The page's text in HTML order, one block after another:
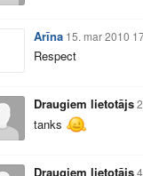
Arīna 15. mar 2010
Respect
Draugiem lietotājs
tanks
Draugiem lietotājs